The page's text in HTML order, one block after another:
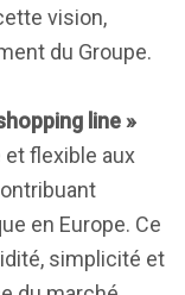
vision,
du Groupe.
line »
et flexible aux
en Europe. Ce
simplicité et